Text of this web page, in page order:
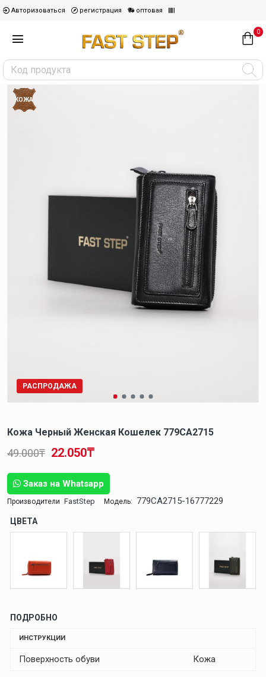
Авторизоваться регистрация оптовая
0
КОЖА
РАСПРОДАЖА
Кожа Черный Женская Кошелек 779CA2715
Заказ на Whatsapp
Производители FastStep Модель: 779CA2715-16777229
22.050₸
49.000₸
ЦВЕТА
ПОДРОБНО
ИНСТРУКЦИИ
Поверхность обуви Кожа